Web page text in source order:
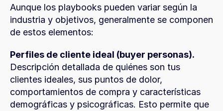
Aunque los playbooks pueden variar según la
industria y objetivos, generalmente se componen
de estos elementos:
Perfiles de cliente ideal (buyer personas).
Descripción detallada de quiénes son tus
clientes ideales, sus puntos de dolor,
comportamientos de compra y características
demográficas y psicográficas. Esto permite que